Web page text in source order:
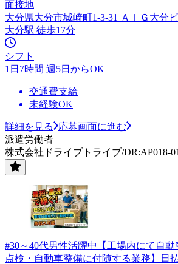
面接地
大分県大分市城崎町1-3-31 ＡＩＧ大分
大分駅 徒歩17分
シフト
1日7時間 週5日からOK
交通費支給
未経験OK
詳細を見る
応募画面に進む
派遣労働者
株式会社ドライブトライブ/DR:AP018-
#30～40代男性活躍中【工場内にて自動
点検・自動車整備に付随する業務】日